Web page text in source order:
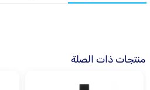
منتجات ذات الصلة